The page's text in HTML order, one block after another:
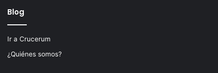
Blog
Ir a Crucerum
¿Quiénes somos?